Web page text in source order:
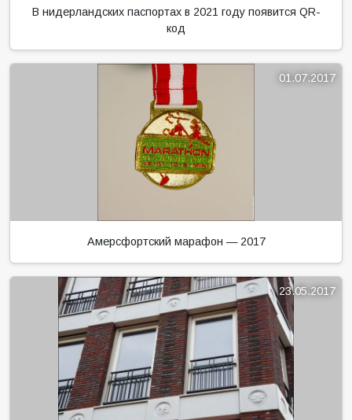
В нидерландских паспортах в 2021 году появится QR-
код
01.07.2017
Амерсфортский марафон — 2017
23.05.2017